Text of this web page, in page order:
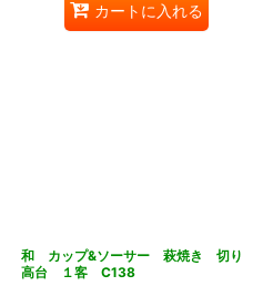
カートに入れる
和 カップ&ソーサー 萩焼き 切り
高台 １客 C138